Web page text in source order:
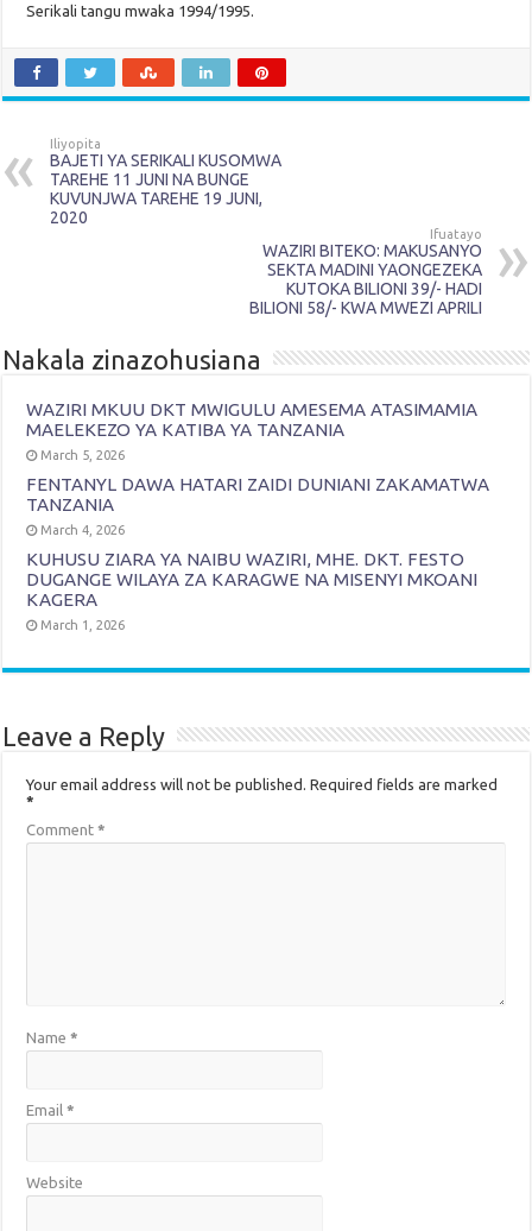
Serikali tangu mwaka 1994/1995.
Iliyopita
BAJETI YA SERIKALI KUSOMWA
TAREHE 11 JUNI NA BUNGE
KUVUNJWA TAREHE 19 JUNI,
2020
Ifuatayo
WAZIRI BITEKO: MAKUSANYO
SEKTA MADINI YAONGEZEKA
KUTOKA BILIONI 39/- HADI
BILIONI 58/- KWA MWEZI APRILI
Nakala zinazohusiana
WAZIRI MKUU DKT MWIGULU AMESEMA ATASIMAMIA
MAELEKEZO YA KATIBA YA TANZANIA
March 5, 2026
FENTANYL DAWA HATARI ZAIDI DUNIANI ZAKAMATWA
TANZANIA
March 4, 2026
KUHUSU ZIARA YA NAIBU WAZIRI, MHE. DKT. FESTO
DUGANGE WILAYA ZA KARAGWE NA MISENYI MKOANI
KAGERA
March 1, 2026
Leave a Reply
Your email address will not be published. Required fields are marked
*
Comment*
Name*
Email*
Website